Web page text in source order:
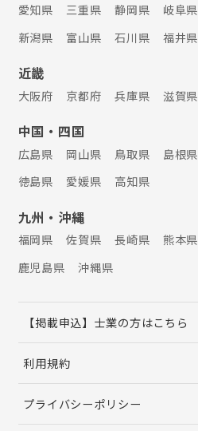
愛知県 三重県 静岡県 岐阜県
新潟県
富山県 石川県 福井県
近畿
大阪府 京都府 兵庫県 滋賀県
中国・四国
広島県 岡山県 鳥取県 島根県
徳島県
愛媛県 高知県
九州・沖縄
福岡県 佐賀県 長崎県 熊本県
鹿児島県
沖縄県
【掲載申込】士業の方はこちら
利用規約
プライバシーポリシー